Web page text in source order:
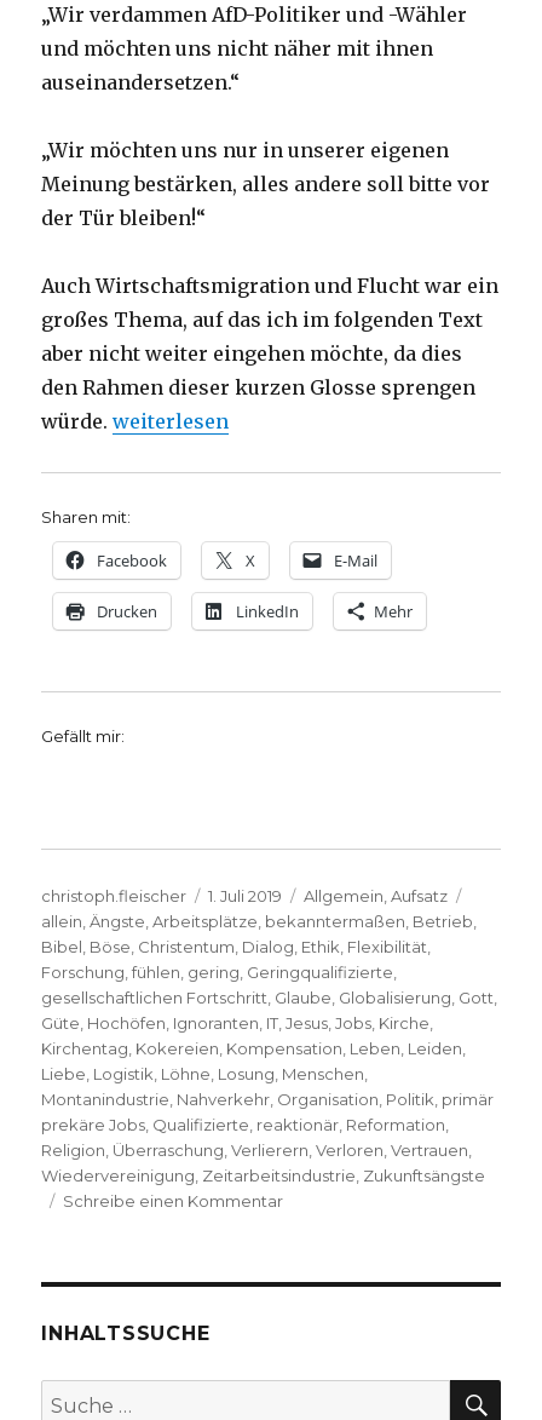
„Wir verdammen AfD-Politiker und -Wähler
und möchten uns nicht näher mit ihnen
auseinandersetzen.“
„Wir möchten uns nur in unserer eigenen
Meinung bestärken, alles andere soll bitte vor
der Tür bleiben!“
Auch Wirtschaftsmigration und Flucht war ein
großes Thema, auf das ich im folgenden Text
aber nicht weiter eingehen möchte, da dies
den Rahmen dieser kurzen Glosse sprengen
würde.„Glosse zum Dortmunder Kirchentag 2019,
weiterlesen
Sharen mit:
Facebook X E-Mail
Drucken LinkedIn Mehr
Gefällt mir:
Autor
christoph.fleischer
Veröffentlicht
am
1. Juli 2019 Kategorien
Allgemein ,Aufsatz
allein ,Ängste ,Arbeitsplätze bekanntermaßen Betrieb
Bibel Böse Christentum Dialog Ethik Flexibilität
Forschung ,fühlen gering Geringqualifizierte
gesellschaftlichen Fortschritt Glaube Globalisierung Gott
Güte Hochöfen Ignoranten IT ,Jesus ,Jobs Kirche
Kirchentag Kokereien Kompensation Leben Leiden
Liebe Logistik Löhne Losung Menschen
Montanindustrie Nahverkehr Organisation Politik primär
prekäre Jobs Qualifizierte reaktionär Reformation
Religion Überraschung ,Verlierern ,Verloren ,Vertrauen
Wiedervereinigung Zeitarbeitsindustrie Zukunftsängste
Schreibe einen Kommentarzu
Fleischer,
INHALTSSUCHE
Suche